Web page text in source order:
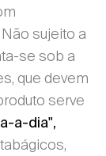
sujeito a
se sob a
que devem
serve
a-dia",